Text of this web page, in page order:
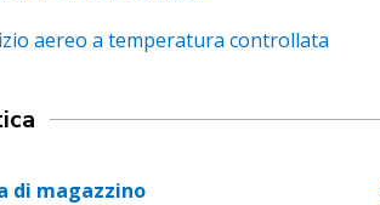
aereo a temperatura controllata
di magazzino